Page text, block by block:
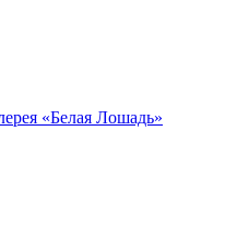
«Белая Лошадь»